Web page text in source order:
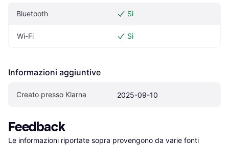
Bluetooth Sì
Wi-Fi Sì
Informazioni aggiuntive
Creato presso Klarna 2025-09-10
Feedback
Le informazioni riportate sopra provengono da varie fonti